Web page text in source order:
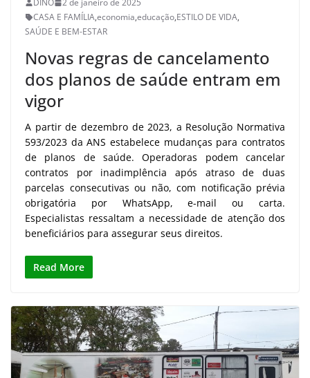
DINO
2 de janeiro de 2025
CASA E FAMÍLIA,economia,educação,ESTILO DE VIDA,
SAÚDE E BEM-ESTAR
Novas regras de cancelamento
dos planos de saúde entram em
vigor
A partir de dezembro de 2023, a Resolução Normativa
593/2023 da ANS estabelece mudanças para contratos
de planos de saúde. Operadoras podem cancelar
contratos por inadimplência após atraso de duas
parcelas consecutivas ou não, com notificação prévia
obrigatória por WhatsApp, e-mail ou carta.
Especialistas ressaltam a necessidade de atenção dos
beneficiários para assegurar seus direitos.
Read More